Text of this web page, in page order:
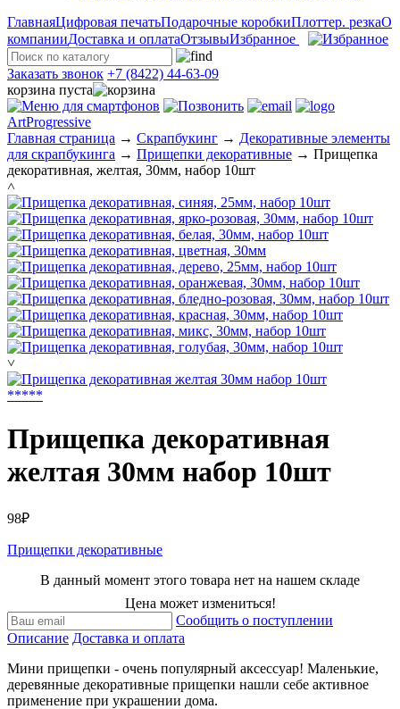
ГлавнаяЦифровая печатьПодарочные коробкиПлоттер. резкаО
компанииДоставка и оплатаОтзывыИзбранное
Заказать звонок +7 (8422) 44-63-09
корзина пуста
ArtProgressive
Главная страница → Скрапбукинг → Декоративные элементы
для скрапбукинга → Прищепки декоративные → Прищепка
декоративная, желтая, 30мм, набор 10шт
˄
˅
*****
Прищепка декоративная
желтая 30мм набор 10шт
98₽
Прищепки декоративные
В данный момент этого товара нет на нашем складе
Цена может измениться!
Сообщить о поступлении
Описание Доставка и оплата
Мини прищепки - очень популярный аксессуар! Маленькие,
деревянные декоративные прищепки нашли себе активное
применение при украшении дома.